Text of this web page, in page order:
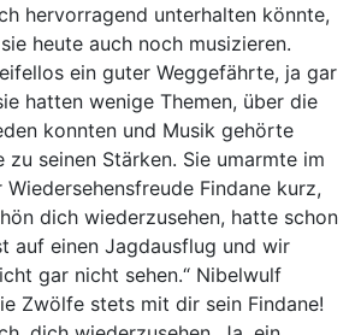
hervorragend unterhalten könnte,
heute auch noch musizieren.
ein guter Weggefährte, ja gar
hatten wenige Themen, über die
konnten und Musik gehörte
zu seinen Stärken. Sie umarmte im
Findane kurz,
dich wiederzusehen, hatte schon
auf einen Jagdausflug und wir
gar nicht sehen.“ Nibelwulf
Zwölfe stets mit dir sein Findane!